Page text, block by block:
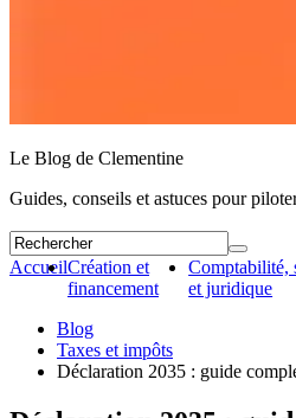
Le Blog de Clementine
Guides, conseils et astuces pour
AccueilCréation et
financement
Comptabilité,
et juridique
Blog
Taxes et impôts
Déclaration 2035 : guide